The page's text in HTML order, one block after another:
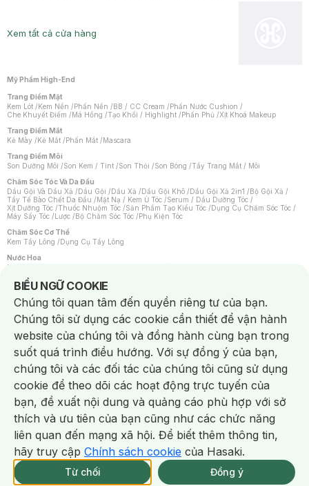
NowFree 2H Giao Nhanh Miễn Phí 2H Xem chi tiết
246/337 CN CÒN SP Mua online
NowFree 2H trễ tặng 100k
Xem tất cả cửa hàng
Mỹ Phẩm High-End
Trang Điểm Mặt
Kem Lót /Kem Nền /Phấn Nền /BB / CC Cream /Phấn Nước Cushion /
Che Khuyết Điểm /Má Hồng /Tạo Khối / Highlight /Phấn Phủ /Xịt Khoá Makeup
Trang Điểm Mắt
Kẻ Mày /Kẻ Mắt /Phấn Mắt /Mascara
Trang Điểm Môi
Son Dưỡng Môi /Son Kem / Tint /Son Thỏi /Son Bóng /Tẩy Trang Mắt / Môi
Chăm Sóc Tóc Và Da Đầu
Dầu Gội Và Dầu Xả /Dầu Gội /Dầu Xả /Dầu Gội Khô /Dầu Gội Xả 2in1 /Bộ Gội Xả /
Tẩy Tế Bào Chết Da Đầu /Mặt Nạ / Kem Ủ Tóc /Serum / Dầu Dưỡng Tóc /
Xịt Dưỡng Tóc /Thuốc Nhuộm Tóc /Sản Phẩm Tạo Kiểu Tóc /Dụng Cụ Chăm Sóc Tóc /
Máy Sấy Tóc /Lược /Bộ Chăm Sóc Tóc /Phụ Kiện Tóc
Chăm Sóc Cơ Thể
Kem Tẩy Lông /Dụng Cụ Tẩy Lông
Nước Hoa
Nước Hoa Nữ
Chăm Sóc Cá Nhân
Chống Muỗi /Khẩu Trang /Máy Massage/Mặt Nạ Xông Hơi /Nước Rửa Tay/
Sản Phẩm Chăm Sóc Khác /Bàn Chải Đánh Răng /Bàn Chải Điện/
Hỗ Trợ Trắng Răng/Kem Đánh Răng /Máy Tăm Nước/ Nước Súc Miệng/
Tăm / Chỉ Nha Khoa/ Xịt Thơm Miệng / Dung Dịch Vệ Sinh/Dưỡng Vùng Kín/
Khăn Ướt Vệ Sinh Vùng Kín/Băng Vệ Sinh/Tampon/Bọt Cạo Râu /Dao Cạo Râu/
Máy Cạo Râu
Vấn Đề Về Da
Da Dầu / Lỗ Chân Lông To/ Da Khô / Mất Nước/ Da Lão Hóa/ Da Mụn/
Da Nhạy Cảm / Kích Ứng
Da Xỉn Màu Thâm / Nám / Tàn Nhang
Quầng Thâm & Bọng Mắt /Sẹo /Viêm Da Cơ Địa
Dụng Cụ / Phụ Kiện Chăm Sóc Da
Bông Tẩy Trang
Khăn Lau Mặt Khô Dụng Cụ / Máy Rửa Mặt Máy Chăm Sóc Da
Dụng Cụ Chăm Sóc Khác
BIỂU NGỮ COOKIE
Notice about cookies usage
Chúng tôi quan tâm đến quyền riêng tư của bạn.
Chúng tôi sử dụng các cookie cần thiết để vận hành
website của chúng tôi và đồng hành cùng bạn trong
suốt quá trình điều hướng. Với sự đồng ý của bạn,
chúng tôi và các đối tác của chúng tôi cũng sử dụng
cookie để theo dõi các hoạt động trực tuyến của
bạn, đề xuất nội dung và quảng cáo phù hợp với sở
thích và ưu tiên của bạn cũng như các chức năng
liên quan đến mạng xã hội. Để biết thêm thông tin,
hãy truy cập Chính sách cookie của Hasaki.
Từ chối Đồng ý